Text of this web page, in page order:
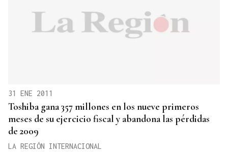
31 ENE 2011
Toshiba gana 357 millones en los nueve primeros
meses de su ejercicio fiscal y abandona las pérdidas
de 2009
LA REGIÓN INTERNACIONAL